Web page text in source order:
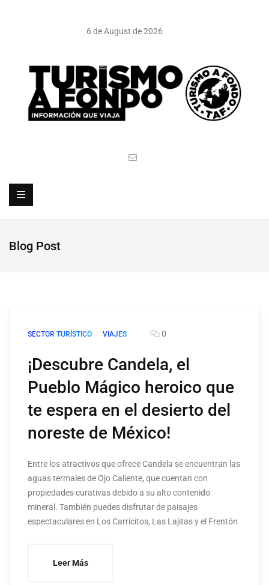
6 de August de 2026
Blog Post
SECTOR TURÍSTICO VIAJES 0
¡Descubre Candela, el
Pueblo Mágico heroico que
te espera en el desierto del
noreste de México!
Entre los atractivos que ofrece Candela se encuentran las
aguas termales de Ojo Caliente, que cuentan con
propiedades curativas debido a su alto contenido
mineral. También puedes disfrutar de paisajes
espectaculares en Los Carricitos, Las Lajitas y el Frentón
Leer Más